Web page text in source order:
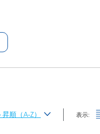
プラスチック
順（A-Z） 表示: